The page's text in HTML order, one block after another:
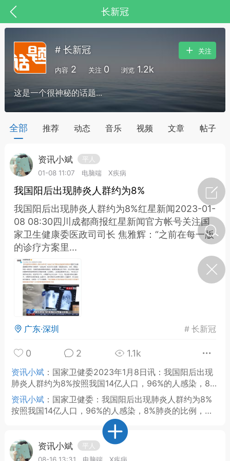
长新冠
，华夏中医人：家门口的中医人！
节气气象
·特急预警】关
节返乡期间“闪
急提示
0
如何购买【理肺清瘟膏】
【养正护络膏】？
容平，顺时收
0
谷气行、营卫通：内经视角
下的脾胃调养要义
谦济书童
# 长新冠
内容 2 关注 0 浏览 1.2k
关注
这是一个很神秘的话题...
全部 推荐 动态 音乐 视频 文章 帖子
资讯小斌
平人
01-08 11:07
电脑端 X疾病
我国阳后出现肺炎人群约为8%
我国阳后出现肺炎人群约为8%红星新闻2023-01-
08 08:30四川成都商报红星新闻官方帐号关注国
家卫生健康委医政司司长 焦雅辉：“之前在每一版
的诊疗方案里...
广东·深圳 #长新冠
0 2 1.1k
资讯小斌 ： 国家卫健委2023年1月8日讯：我国阳后出现
肺炎人群约为8%按照我国14亿人口，96%的人感染，8%
肺炎的比例，人口数量还是非常庞大的，将近一亿。令人
堪忧。
资讯小斌 ： 国家卫健委：我国阳后出现肺炎人群约为8%
按照我国14亿人口，96%的人感染，8%肺炎的比例，人
口数量还是非常庞大的。令人堪忧。
资讯小斌
平人
08-16 13:31
电脑端 X疾病